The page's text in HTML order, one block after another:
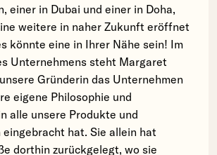
einer in Dubai und einer in Doha,
weitere in naher Zukunft eröffnet
könnte eine in Ihrer Nähe sein! Im
Unternehmens steht Margaret
Gründerin das Unternehmen
eigene Philosophie und
alle unsere Produkte und
eingebracht hat. Sie allein hat
dorthin zurückgelegt, wo sie